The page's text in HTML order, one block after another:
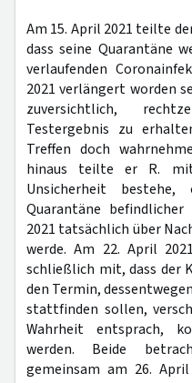
Am 15. April 2021 teilte
dass seine Quarantäne
verlaufenden
2021 verlängert worden
zuversichtlich,
Testergebnis zu
Treffen doch
hinaus teilte er R.
Unsicherheit
Quarantäne
2021 tatsächlich über
werde. Am 22. April
schließlich mit, dass der
den Termin,
stattfinden sollen,
Wahrheit entsprach,
werden. Beide
gemeinsam am 26.